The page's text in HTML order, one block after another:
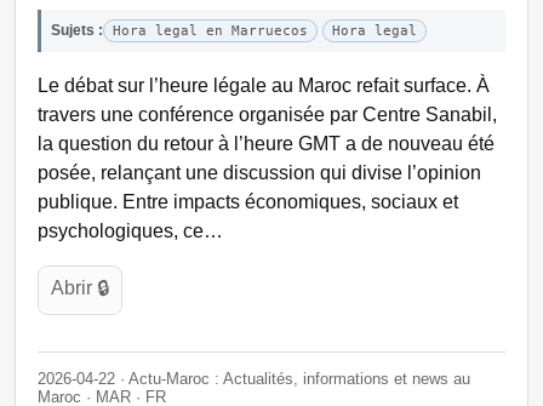
Sujets : Hora legal en Marruecos Hora legal
Le débat sur l’heure légale au Maroc refait surface. À
travers une conférence organisée par Centre Sanabil,
la question du retour à l’heure GMT a de nouveau été
posée, relançant une discussion qui divise l’opinion
publique. Entre impacts économiques, sociaux et
psychologiques, ce…
Abrir 🔒
2026-04-22 · Actu-Maroc : Actualités, informations et news au
Maroc · MAR · FR